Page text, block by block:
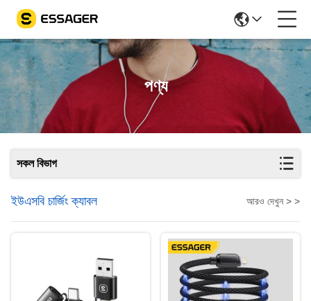
পণ্য
সকল বিভাগ
ইউএসবি চার্জিং ক্যাবল আরও দেখুন > >